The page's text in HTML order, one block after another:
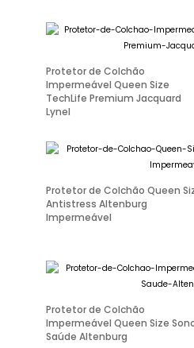
Protetor de Colchão
Impermeável Queen Size
TechLife Premium Jacquard
Lynel
Protetor de Colchão Queen
Antistress Altenburg
Impermeável
Protetor de Colchão
Impermeável Queen Size
Saúde Altenburg